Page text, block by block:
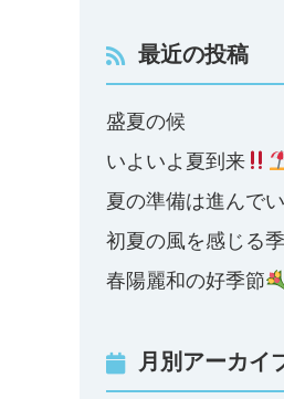
最近の投稿
盛夏の候
いよいよ夏到来
夏の準備は進んで
初夏の風を感じる
春陽麗和の好季節
月別アーカイ